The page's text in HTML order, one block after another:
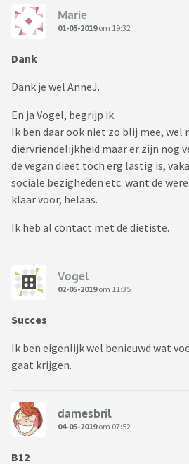
Marie
01-05-2019om 19:32
Dank
Dank je wel AnneJ.
En ja Vogel, begrijp ik.
Ik ben daar ook niet zo blij mee, wel
diervriendelijkheid maar er zijn nog
de vegan dieet toch erg lastig is,
sociale bezigheden etc. want de
klaar voor, helaas.
Ik heb al contact met de dietiste.
Vogel
02-05-2019om 11:35
Succes
Ik ben eigenlijk wel benieuwd wat
gaat krijgen.
damesbril
04-05-2019om 07:52
B12